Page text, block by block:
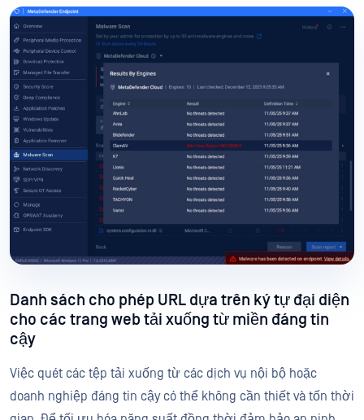
Danh sách cho phép URL dựa trên ký tự đại diện
cho các trang web tải xuống từ miền đáng tin
cậy
Việc quét các tệp tải xuống từ các dịch vụ nội bộ hoặc
doanh nghiệp đáng tin cậy có thể không cần thiết và tốn thời